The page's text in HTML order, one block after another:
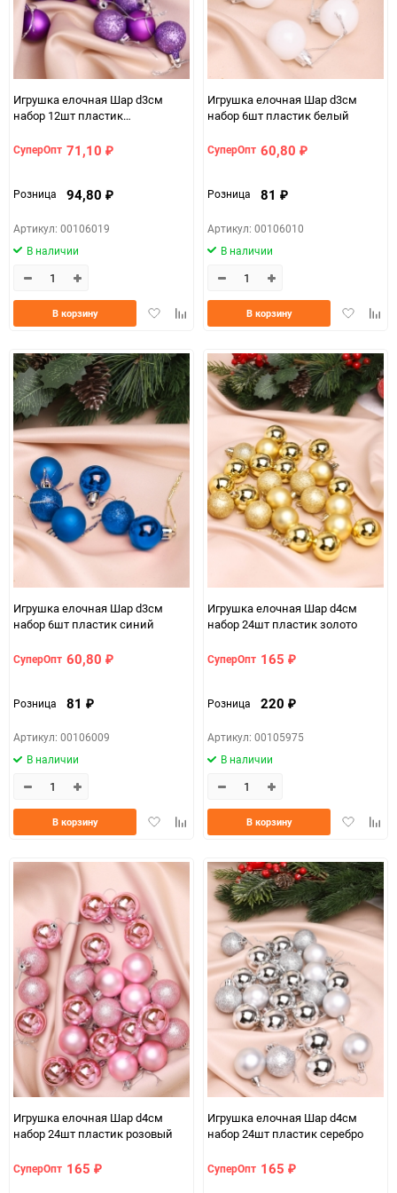
Игрушка елочная Шар d3см
набор 12шт пластик
СуперОпт 71,10 ₽
Розница 94,80 ₽
Артикул: 00106019
В наличии
ДобавитьДобавить
В корзину
Игрушка елочная Шар d3см
набор 6шт пластик белый
СуперОпт 60,80 ₽
Розница 81 ₽
Артикул: 00106010
В наличии
Добавить
В корзину
Игрушка елочная Шар d3см
набор 6шт пластик синий
СуперОпт 60,80 ₽
Розница 81 ₽
Артикул: 00106009
В наличии
ДобавитьДобавить
В корзину
Игрушка елочная Шар d4см
набор 24шт пластик золото
СуперОпт 165 ₽
Розница 220 ₽
Артикул: 00105975
В наличии
Добавить
В корзину
Игрушка елочная Шар d4см
набор 24шт пластик розовый
СуперОпт 165 ₽
Игрушка елочная Шар d4см
набор 24шт пластик серебро
СуперОпт 165 ₽